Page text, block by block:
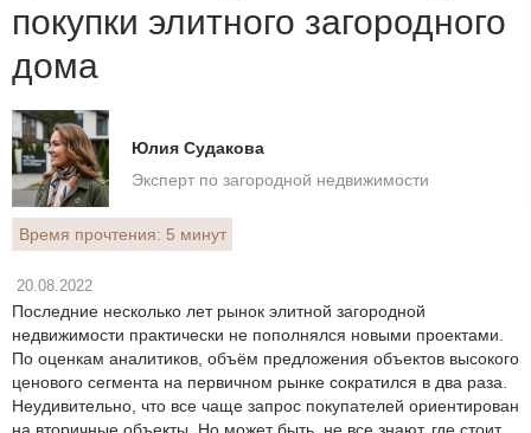
покупки элитного загородного
дома
Юлия Судакова
Эксперт по загородной недвижимости
Время прочтения: 5 минут
20.08.2022
Последние несколько лет рынок элитной загородной
недвижимости практически не пополнялся новыми проектами.
По оценкам аналитиков, объём предложения объектов высокого
ценового сегмента на первичном рынке сократился в два раза.
Неудивительно, что все чаще запрос покупателей ориентирован